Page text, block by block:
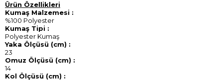
Ürün Özellikleri
Kumaş Malzemesi :
%100 Polyester
Kumaş Tipi :
Polyester Kumaş
Yaka Ölçüsü (cm) :
23
Omuz Ölçüsü (cm) :
14
Kol Ölçüsü (cm) :